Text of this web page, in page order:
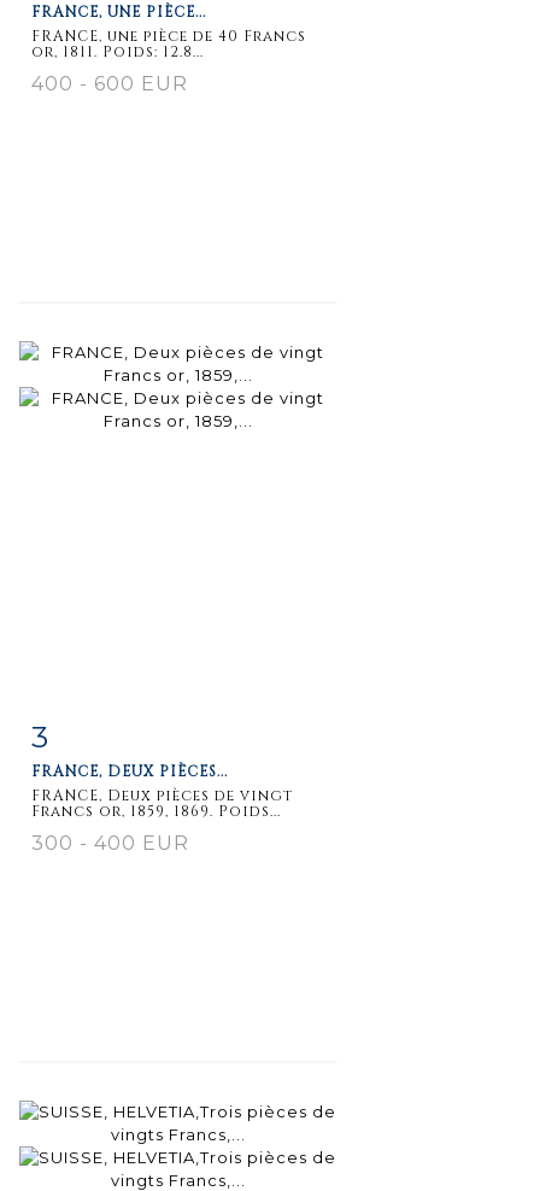
FRANCE, UNE PIÈCE...
FRANCE, une pièce de 40 Francs
or, 1811. Poids: 12.8...
400 - 600 EUR
3
FRANCE, DEUX PIÈCES...
FRANCE, Deux pièces de vingt
Francs or, 1859, 1869. Poids...
300 - 400 EUR